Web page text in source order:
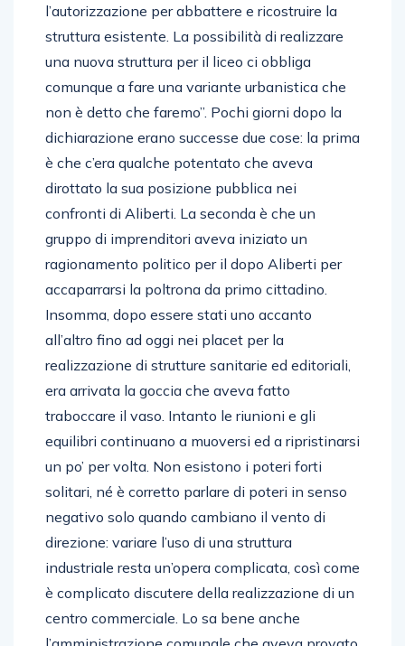
l’autorizzazione per abbattere e ricostruire la
struttura esistente. La possibilità di realizzare
una nuova struttura per il liceo ci obbliga
comunque a fare una variante urbanistica che
non è detto che faremo”. Pochi giorni dopo la
dichiarazione erano successe due cose: la prima
è che c’era qualche potentato che aveva
dirottato la sua posizione pubblica nei
confronti di Aliberti. La seconda è che un
gruppo di imprenditori aveva iniziato un
ragionamento politico per il dopo Aliberti per
accaparrarsi la poltrona da primo cittadino.
Insomma, dopo essere stati uno accanto
all’altro fino ad oggi nei placet per la
realizzazione di strutture sanitarie ed editoriali,
era arrivata la goccia che aveva fatto
traboccare il vaso. Intanto le riunioni e gli
equilibri continuano a muoversi ed a ripristinarsi
un po’ per volta. Non esistono i poteri forti
solitari, né è corretto parlare di poteri in senso
negativo solo quando cambiano il vento di
direzione: variare l’uso di una struttura
industriale resta un’opera complicata, così come
è complicato discutere della realizzazione di un
centro commerciale. Lo sa bene anche